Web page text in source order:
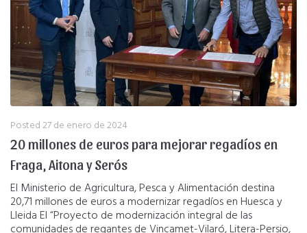
Posted27 de enero de 2024
20 millones de euros para mejorar regadíos en
Fraga, Aitona y Serós
El Ministerio de Agricultura, Pesca y Alimentación destina
20,71 millones de euros a modernizar regadíos en Huesca y
Lleida El “Proyecto de modernización integral de las
comunidades de regantes de Vincamet-Vilaró, Litera-Persio,